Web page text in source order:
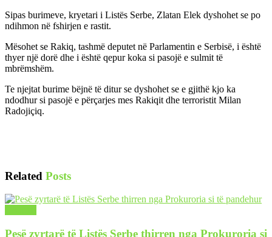
Sipas burimeve, kryetari i Listës Serbe, Zlatan Elek dyshohet se po
ndihmon në fshirjen e rastit.
Mësohet se Rakiq, tashmë deputet në Parlamentin e Serbisë, i është
thyer një dorë dhe i është qepur koka si pasojë e sulmit të
mbrëmshëm.
Te njejtat burime bëjnë të ditur se dyshohet se e gjithë kjo ka
ndodhur si pasojë e përçarjes mes Rakiqit dhe terroristit Milan
Radojiçiq.
Related Posts
Pesë zyrtarë të Listës Serbe thirren nga Prokuroria si